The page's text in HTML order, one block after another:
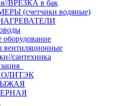
ВРЕЗКА в бак
(счетчики водяные)
оборудование
вентиляционные
сантехника